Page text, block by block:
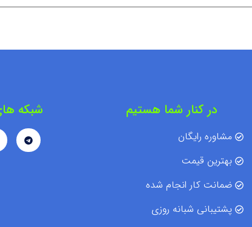
در کنار شما هستیم
مشاوره رایگان
بهترین قیمت
ضمانت کار انجام شده
پشتیبانی شبانه روزی
شبکه